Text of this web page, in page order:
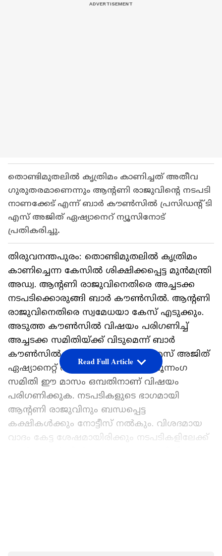
തൊണ്ടിമുതലിൽ കൃത്രിമം കാണിച്ചത് അതീവ
ഗുരുതരമാണെന്നും ആന്റണി രാജുവിന്റെ നടപടി
നാണക്കേട് എന്ന് ബാർ കൗൺസിൽ പ്രസിഡന്റ് ടി
എസ് അജിത് ഏഷ്യാനെറ് ന്യൂസിനോട്
പ്രതികരിച്ചു.
തിരുവനന്തപുരം: തൊണ്ടിമുതലിൽ കൃത്രിമം
കാണിച്ചെന്ന കേസിൽ ശിക്ഷിക്കപ്പെട്ട മുൻമന്ത്രി
അഡ്വ. ആന്റണി രാജുവിനെതിരെ അച്ചടക്ക
നടപടിക്കൊരുങ്ങി ബാർ കൗൺസിൽ. ആന്‍റണി
രാജുവിനെതിരെ സ്വമേധയാ കേസ് എടുക്കും.
അടുത്ത കൗൺസിൽ വിഷയം പരിഗണിച്ച്
അച്ചടക്ക സമിതിയ്ക്ക് വിടുമെന്ന് ബാർ
കൗൺസിൽ പ്രസിഡന്‍റ് അഡ്വ ടി.എസ് അജിത്
ഏഷ്യാനെറ്റ് ന്യൂസിനോട് പറഞ്ഞു. മൂന്നംഗ
സമിതി ഈ മാസം ഒമ്പതിനാണ് വിഷയം
പരിഗണിക്കുക. നടപടികളുടെ ഭാഗമായി
ആൻ്റണി രാജുവിനും ബന്ധപ്പെട്ട
കക്ഷികൾക്കും നോട്ടീസ് നൽകും. വിശദമായ
വാദം കേട്ട ശേഷമായിരിക്കും നടപടികളിലേക്ക്
Read Full Article